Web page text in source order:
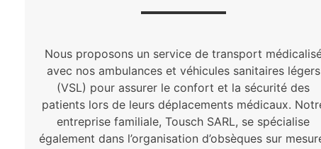
Nous proposons un service de transport
avec nos ambulances et véhicules sanitaires légers
(VSL) pour assurer le confort et la sécurité des
patients lors de leurs déplacements médicaux.
entreprise familiale, Tousch SARL, se spécialise
également dans l’organisation d’obsèques sur